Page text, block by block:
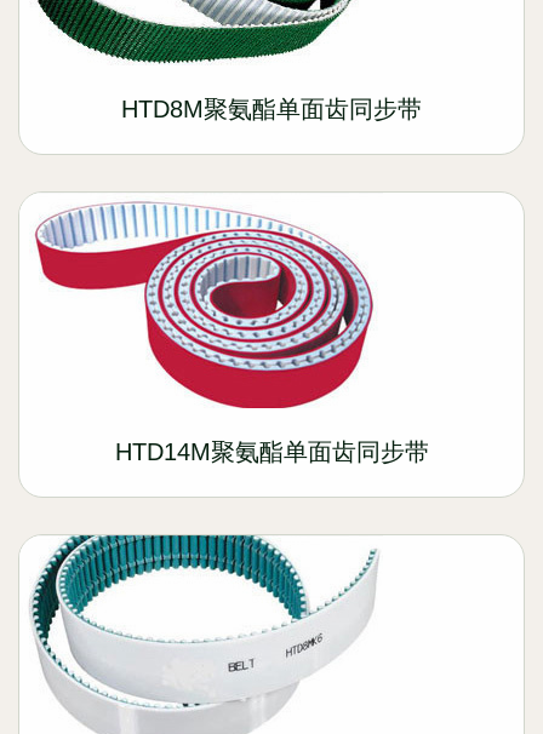
HTD8M聚氨酯单面齿同步带
HTD14M聚氨酯单面齿同步带